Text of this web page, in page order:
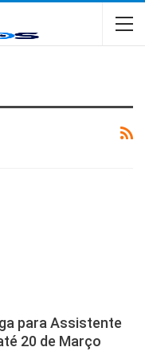
para Assistente
20 de Março